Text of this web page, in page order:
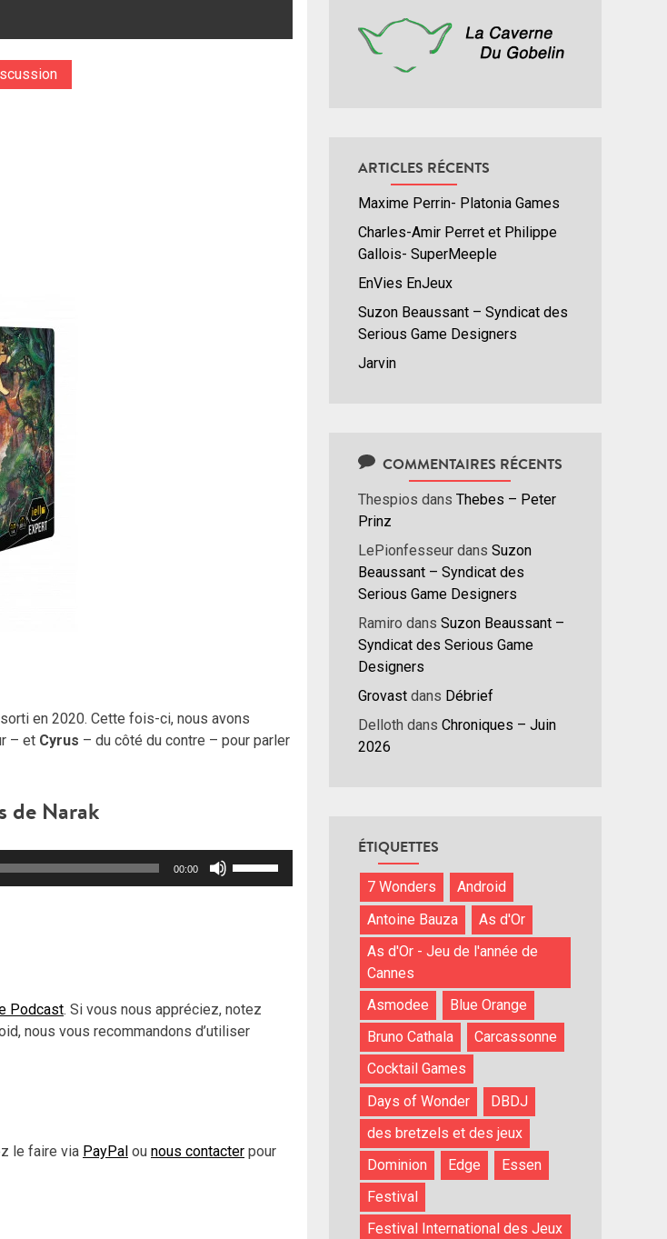
sorti en 2020. Cette fois-ci, nous avons
– et Cyrus – du côté du contre – pour parler
de Narak
00:00
diminuer
le
Podcast. Si vous nous appréciez, notez
nous vous recommandons d’utiliser
le faire via PayPal ou nous contacter pour
ARTICLES RÉCENTS
Maxime Perrin- Platonia Games
Charles-Amir Perret et Philippe
Gallois- SuperMeeple
EnVies EnJeux
Suzon Beaussant – Syndicat des
Serious Game Designers
Jarvin
COMMENTAIRES RÉCENTS
Thespios dans Thebes – Peter
Prinz
LePionfesseur dans Suzon
Beaussant – Syndicat des
Serious Game Designers
Ramiro dans Suzon Beaussant –
Syndicat des Serious Game
Designers
Grovast dans Débrief
Delloth dans Chroniques – Juin
2026
ÉTIQUETTES
7 Wonders
Android
Antoine Bauza
As d'Or
As d'Or - Jeu de l'année de
Cannes
Asmodee
Blue Orange
Bruno Cathala
Carcassonne
Cocktail Games
Days of Wonder
DBDJ
des bretzels et des jeux
Dominion
Edge
Essen
Festival
Festival International des Jeux